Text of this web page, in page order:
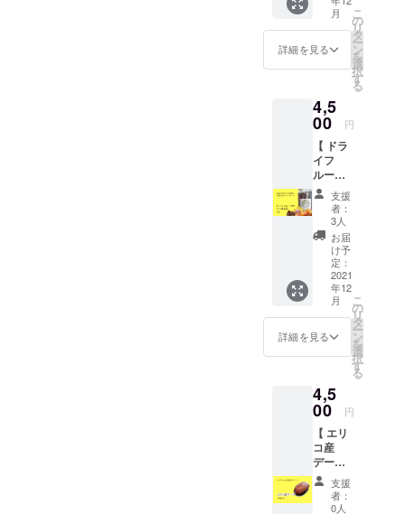
ハーブ
ティー
も美味
しくお
がりい
ただけ
ます。
●原材
料
アップ
ル（ト
ル
コ）、
ハイビ
スカ
ス、
ローズ
ヒッ
プ、 ス
テビ
ア、キ
ンモク
セイ、
レター
パック
にてお
届けい
たしま
す。
不足し
がちな
が、バ
ランス
まれて
いま
す。 毎
日の生
活習慣
にカラ
ダが喜
ぶフ
ルーツ
野草茶
を飲ん
でみま
せん
か？ レ
ター
にてお
届けし
食べた
ことの
生食
感！ 砂
着色料
も不使
用。 お
子さま
からご
年配の
方ま
で、幅
広い年
代の方
に喜ん
で頂い
ており
ます。
そのま
ツに、
小さく
ヨーグ
ルトや
シリア
ルと一
緒に、
ダイ
エット
中、妊
デーツ
の上品
な甘み
のみを
チョコ
レート
です。
●原材
料 良
質なカ
カオに
デーツ
の上品
な甘み
を加え
て作っ
た本物
のチョ
コレー
種類(各
2個入)
みくだ
さい。
No.1：
カカオ
75％超
本格派
のビ
ター
ピング
付き* ・
感謝の
お手紙 *
島の方
への発
送はギ
フト
ラッピ
ング無
しとな
りま
す。ご
了承く
ださ
い。 お
砂糖を
一切使
わない
デーツ
チョコ
ライフ
ルーツ
やナッ
ツを
トッピ
ング！
お砂糖
を使っ
ていな
料込み
・お届
け予定
12月下
旬、賞
限：約
１年 ●
セット
内容 ・
デーツ
シロッ
プ
1,000g
ギフ
トラッ
ピング
付き* ・
感謝の
お手紙 *
北海
道、沖
縄、離
フト
ラッピ
ング無
しとな
りま
す。ご
了承く
ださ
い。 ●
月
詳細を見る
こ
の
リ
タ
ー
ン
を
選
択
す
る
4,5
00 円
【 ドラ
イフ
ルーツ
の窒素
缶詰 】
送料・
消費税
込み ・
お届け
予定12
月下
旬、賞
味期
限
2026年
11月 ●
内容 ・
ドライ
フルー
ツの窒
素缶詰
150g ×
３缶 ・
感謝の
お手紙
支援
者：
3人
お届
け予
定：
2021
年12
月
詳細を見る
こ
の
リ
タ
ー
ン
を
選
択
す
る
4,5
00 円
【 エリ
コ産
デー
ツ 10
個入り
】税
支援
者：
0人